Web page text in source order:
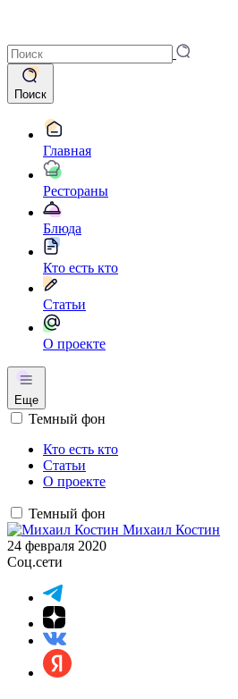
Поиск
Главная
Рестораны
Блюда
Кто есть кто
Статьи
О проекте
Еще
Темный фон
Кто есть кто
Статьи
О проекте
Темный фон
Михаил Костин
24 февраля 2020
Соц.сети